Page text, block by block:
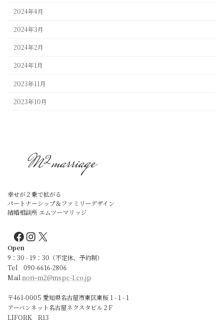
2024年4月
2024年3月
2024年2月
2024年1月
2023年11月
2023年10月
幸せが２乗で拡がる
パートナーシップ＆ファミリーデザイン
結婚相談所 エムツーマリッジ
Facebook
Instagram
X
Open
9：30 - 19：30（不定休、予約制）
Tel 090-6616-2806
Mail noriｰm2@mspc-1.co.jp
〒461-0005 愛知県名古屋市東区東桜 1 - 1 - 1
アーバンネット名古屋ネクスタビル２F
LIFORK R13